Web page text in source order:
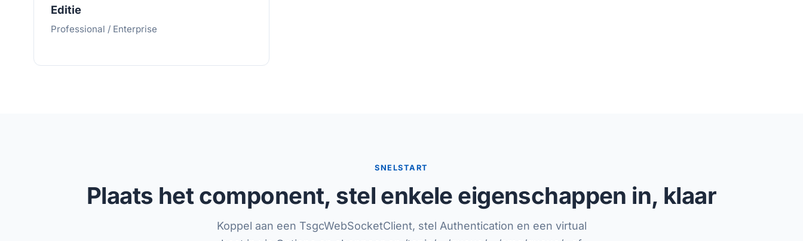
Editie
Professional / Enterprise
SNELSTART
Plaats het component, stel enkele eigenschappen in, klaar
Koppel aan een TsgcWebSocketClient, stel Authentication en een virtual